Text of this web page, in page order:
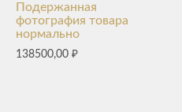
Подержанная
фотография товара
нормально
138500,00 ₽